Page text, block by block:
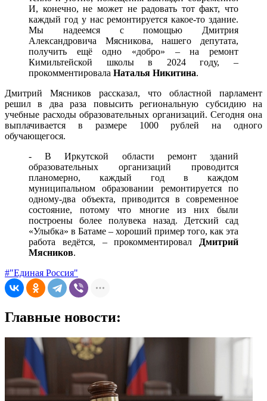
И, конечно, не может не радовать тот факт, что
каждый год у нас ремонтируется какое-то здание.
Мы надеемся с помощью Дмитрия
Александровича Мясникова, нашего депутата,
получить ещё одно «добро» – на ремонт
Кимильтейской школы в 2024 году, –
прокомментировала Наталья Никитина.
Дмитрий Мясников рассказал, что областной парламент
решил в два раза повысить региональную субсидию на
учебные расходы образовательных организаций. Сегодня она
выплачивается в размере 1000 рублей на одного
обучающегося.
- В Иркутской области ремонт зданий
образовательных организаций проводится
планомерно, каждый год в каждом
муниципальном образовании ремонтируется по
одному-два объекта, приводится в современное
состояние, потому что многие из них были
построены более полувека назад. Детский сад
«Улыбка» в Батаме – хороший пример того, как эта
работа ведётся, – прокомментировал
Дмитрий
Мясников.
#"Единая Россия"
Главные новости: